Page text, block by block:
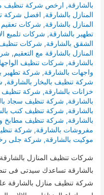
بالشارقة, ارخص شركة تنظيف
المنازل بالشارقة, افضل شركة
المنازل بالشارقة, شركات تعقيم
تطهير بالشارقة, شركات تلميع
الشقق بالشارقة, شركات تنظيف
المنازل بالشارقة مع التعقيم,
بالشارقة, شركات تنظيف
واجهات بالشارقة, شركة تطهير
شركة تنظيف بالبخار بالشارقة,
خزانات بالشارقة, شركة تنظيف
بالشارقة, شركة تنظيف سجاد
بالشارقة, شركة تنظيف كنب
بالشارقة, شركة تنظيف مطابخ و
مفروشات بالشارقة, شركة
موكيت بالشارقة, شركة جلى
شركات تنظيف المنازل
بالشارقة تساعدك سيدتى فى
شركة تنظيف منازل بالشارقة